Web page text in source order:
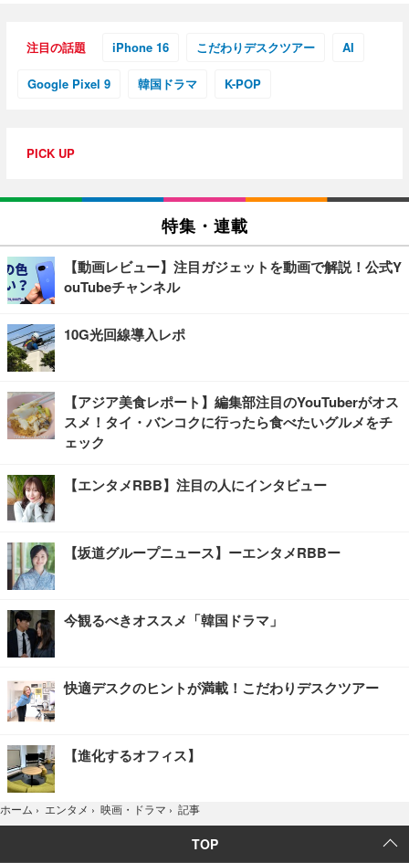
注目の話題 iPhone 16 こだわりデスクツアー AI
Google Pixel 9 韓国ドラマ K-POP
PICK UP
特集・連載
【動画レビュー】注目ガジェットを動画で解説！公式Y
ouTubeチャンネル
10G光回線導入レポ
【アジア美食レポート】編集部注目のYouTuberがオス
スメ！タイ・バンコクに行ったら食べたいグルメをチ
ェック
【エンタメRBB】注目の人にインタビュー
【坂道グループニュース】ーエンタメRBBー
今観るべきオススメ「韓国ドラマ」
快適デスクのヒントが満載！こだわりデスクツアー
【進化するオフィス】
ホーム › エンタメ › 映画・ドラマ › 記事
TOP